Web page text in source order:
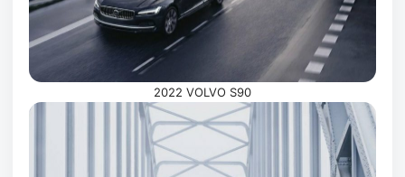
2022 VOLVO S90